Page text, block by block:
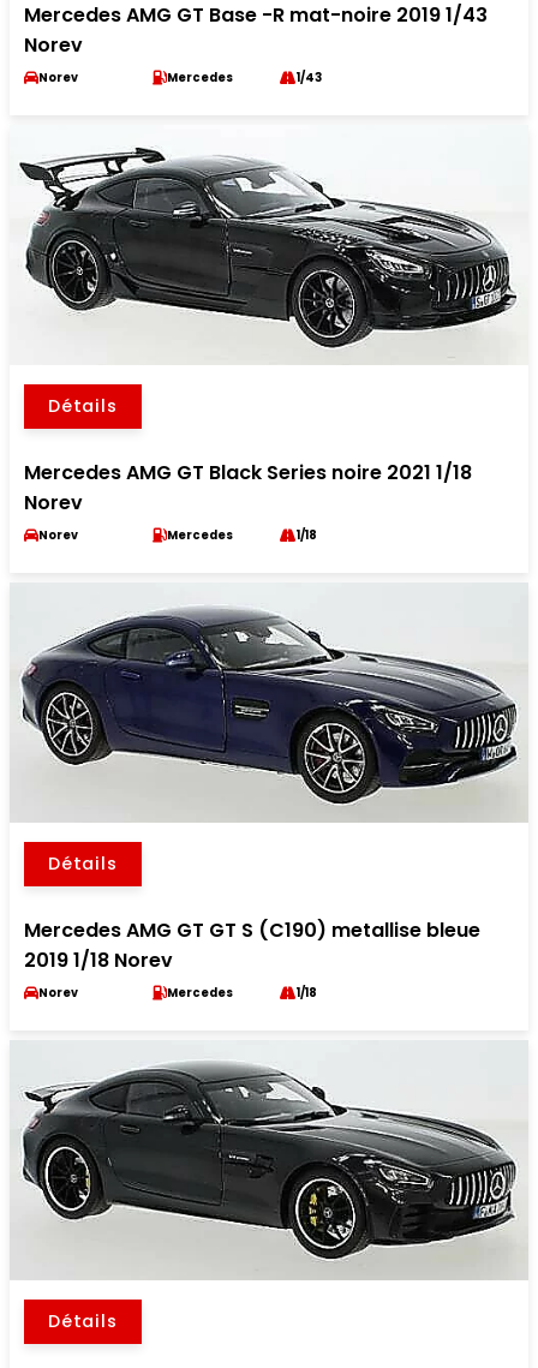
Mercedes AMG GT Base -R mat-noire 2019 1/43
Norev
Norev Mercedes 1/43
Détails
Mercedes AMG GT Black Series noire 2021 1/18
Norev
Norev Mercedes 1/18
Détails
Mercedes AMG GT GT S (C190) metallise bleue
2019 1/18 Norev
Norev Mercedes 1/18
Détails